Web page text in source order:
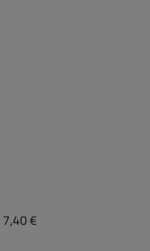
7,40 €